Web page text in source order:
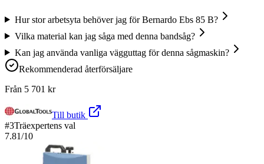
Hur stor arbetsyta behöver jag för Bernardo Ebs 85 B?
Vilka material kan jag såga med denna bandsåg?
Kan jag använda vanliga vägguttag för denna sågmaskin?
Rekommenderad återförsäljare
Från 5 701 kr
Till butik
#3Träexpertens val
7.81/10